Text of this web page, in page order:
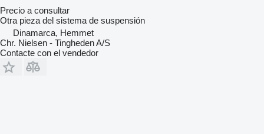
Precio a consultar
Otra pieza del sistema de suspensión
Dinamarca, Hemmet
Chr. Nielsen - Tingheden A/S
Contacte con el vendedor